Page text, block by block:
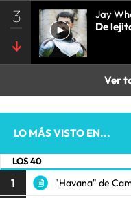
3
Jay
De
Ver
LO MÁS VISTO EN...
LOS 40
1 "Havana" de